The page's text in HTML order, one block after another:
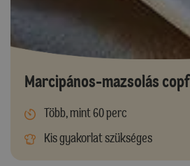
Marcipános-mazsolás copf
Több, mint 60 perc
Kis gyakorlat szükséges